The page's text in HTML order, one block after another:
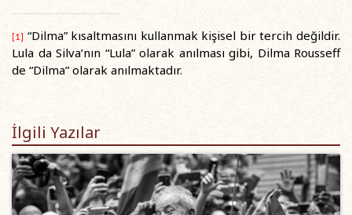
[1]
“Dilma” kısaltmasını kullanmak kişisel bir tercih değildir.
Lula da Silva’nın “Lula” olarak anılması gibi, Dilma Rousseff
de “Dilma” olarak anılmaktadır.
İlgili Yazılar